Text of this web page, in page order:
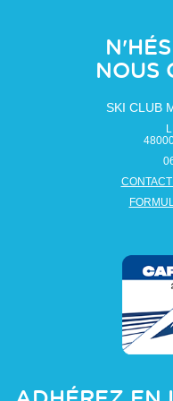
NOUS
SKI CLUB